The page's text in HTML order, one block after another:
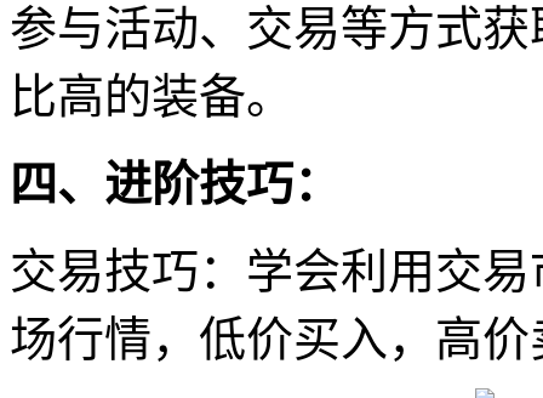
参与活动、交易等方式
比高的装备。
四、进阶技巧：
交易技巧：学会利用交
场行情，低价买入，高